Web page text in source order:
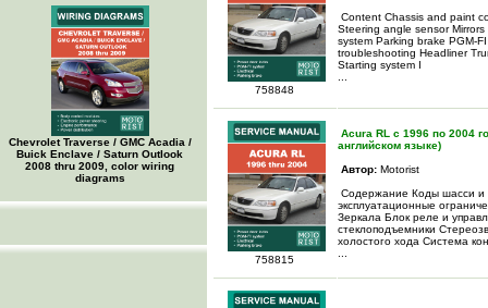
Chevrolet Traverse / GMC Acadia /
Buick Enclave / Saturn Outlook
2008 thru 2009, color wiring
diagrams
758848
Content Chassis and paint
Steering angle sensor
system Parking brake PGM-
troubleshooting Headliner
Starting system I
758815
Acura RL с 1996 по 2004
английском языке)
Автор: Motorist
Содержание Коды шасси и
эксплуатационные
Зеркала Блок реле и
стеклоподъемники
холостого хода Система